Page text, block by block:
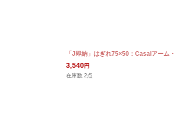
「J即納」はぎれ75×50：Casalアーム
3,540円
在庫数 2点